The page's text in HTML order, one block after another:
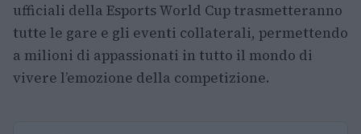
ufficiali della Esports World Cup trasmetteranno
tutte le gare e gli eventi collaterali, permettendo
a milioni di appassionati in tutto il mondo di
vivere l’emozione della competizione.